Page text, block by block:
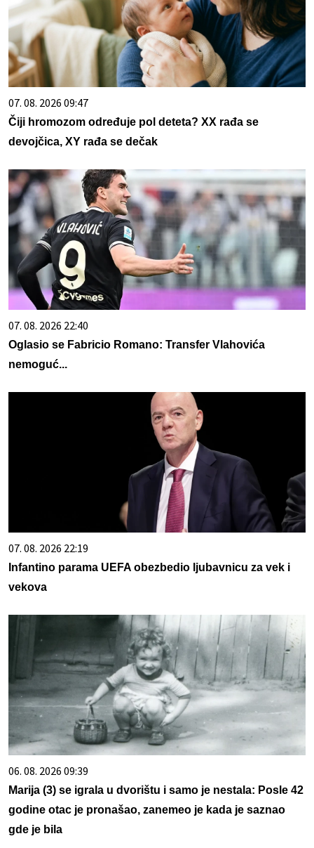
07. 08. 2026 09:47
Čiji hromozom određuje pol deteta? XX rađa se
devojčica, XY rađa se dečak
07. 08. 2026 22:40
Oglasio se Fabricio Romano: Transfer Vlahovića
nemoguć...
07. 08. 2026 22:19
Infantino parama UEFA obezbedio ljubavnicu za vek i
vekova
06. 08. 2026 09:39
Marija (3) se igrala u dvorištu i samo je nestala: Posle 42
godine otac je pronašao, zanemeo je kada je saznao
gde je bila